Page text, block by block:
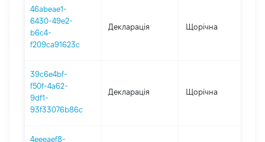
46abeae1-
6430-49e2-
b6c4-
f209ca91623c
Декларація Щорічна
39c6e4bf-
f50f-4a62-
9df1-
93f33076b86c
Декларація Щорічна
4eeeaef8-